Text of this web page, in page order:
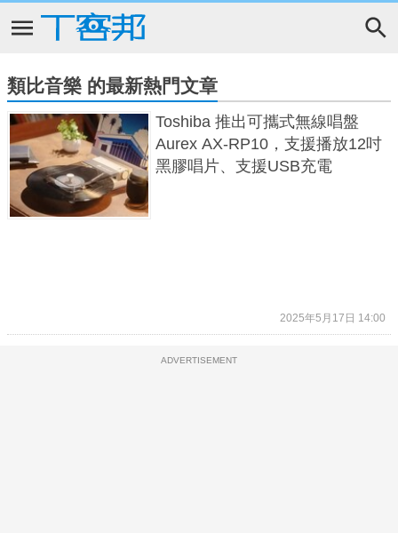
類比音樂 的最新熱門文章
Toshiba 推出可攜式無線唱盤
Aurex AX-RP10，支援播放12吋
黑膠唱片、支援USB充電
2025年5月17日 14:00
ADVERTISEMENT